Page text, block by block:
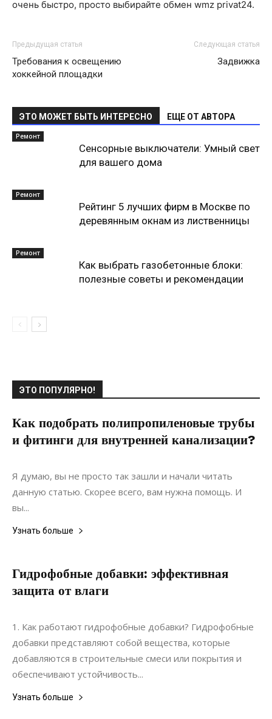
очень быстро, просто выбирайте обмен wmz privat24.
Предыдущая статья
Требования к освещению
хоккейной площадки
Следующая статья
Задвижка
ЭТО МОЖЕТ БЫТЬ ИНТЕРЕСНО ЕЩЕ ОТ АВТОРА
Ремонт
Сенсорные выключатели: Умный свет
для вашего дома
Ремонт
Рейтинг 5 лучших фирм в Москве по
деревянным окнам из лиственницы
Ремонт
Как выбрать газобетонные блоки:
полезные советы и рекомендации
ЭТО ПОПУЛЯРНО!
Как подобрать полипропиленовые трубы
и фитинги для внутренней канализации?
18.12.2020 0
Я думаю, вы не просто так зашли и начали читать
данную статью. Скорее всего, вам нужна помощь. И
вы...
Узнать больше
Гидрофобные добавки: эффективная
защита от влаги
20.06.2021
1. Как работают гидрофобные добавки? Гидрофобные
добавки представляют собой вещества, которые
добавляются в строительные смеси или покрытия и
обеспечивают устойчивость...
Узнать больше